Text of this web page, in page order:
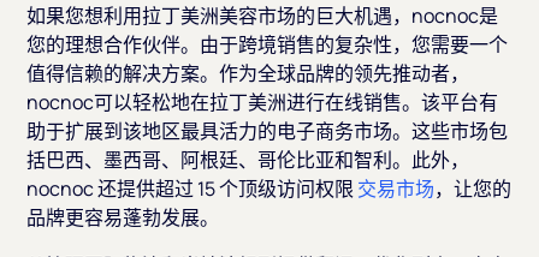
如果您想利用拉丁美洲美容市场的巨大机遇，nocnoc是
您的理想合作伙伴。由于跨境销售的复杂性，您需要一个
值得信赖的解决方案。作为全球品牌的领先推动者，
nocnoc可以轻松地在拉丁美洲进行在线销售。该平台有
助于扩展到该地区最具活力的电子商务市场。这些市场包
括巴西、墨西哥、阿根廷、哥伦比亚和智利。此外，
nocnoc 还提供超过 15 个顶级访问权限 交易市场，让您的
品牌更容易蓬勃发展。